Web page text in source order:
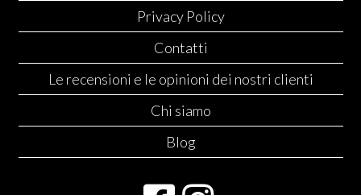
Privacy Policy
Contatti
Le recensioni e le opinioni dei nostri clienti
Chi siamo
Blog